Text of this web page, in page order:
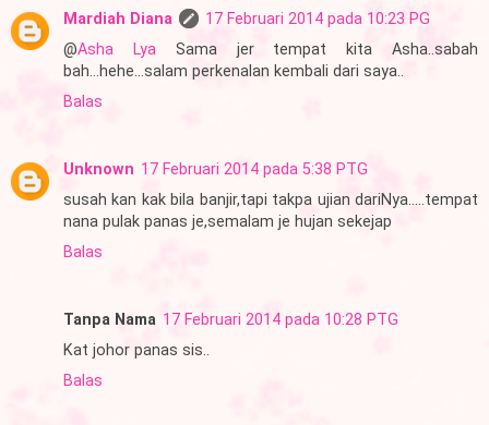
Mardiah Diana
17 Februari 2014 pada 10:23 PG
@Asha LyaSama jer tempat kita Asha..sabah
bah...hehe...salam perkenalan kembali dari saya..
Balas
Unknown 17 Februari 2014 pada 5:38 PTG
susah kan kak bila banjir,tapi takpa ujian dariNya.....tempat
nana pulak panas je,semalam je hujan sekejap
Balas
Tanpa Nama 17 Februari 2014 pada 10:28 PTG
Kat johor panas sis..
Balas